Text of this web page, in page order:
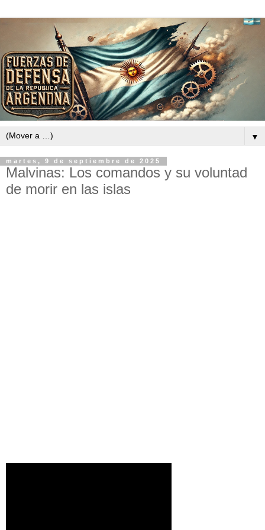
▼
martes, 9 de septiembre de 2025
Malvinas: Los comandos y su voluntad
de morir en las islas